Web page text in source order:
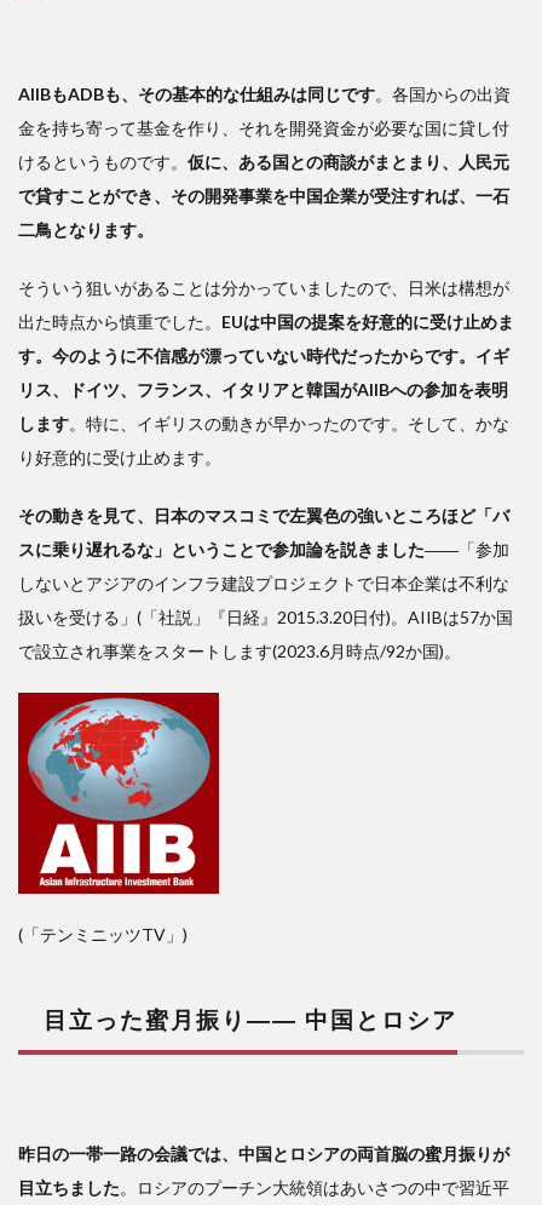
AIIBもADBも、その基本的な仕組みは同じです。各国からの出資
金を持ち寄って基金を作り、それを開発資金が必要な国に貸し付
けるというものです。 仮に、ある国との商談がまとまり、人民元
で貸すことができ、その開発事業を中国企業が受注すれば、一石
二鳥となります。
そういう狙いがあることは分かっていましたので、日米は構想が
出た時点から慎重でした。 EUは中国の提案を好意的に受け止めま
す。今のように不信感が漂っていない時代だったからです。イギ
リス、ドイツ、フランス、イタリアと韓国がAIIBへの参加を表明
します。特に、イギリスの動きが早かったのです。そして、かな
り好意的に受け止めます。
その動きを見て、日本のマスコミで左翼色の強いところほど「バ
スに乗り遅れるな」ということで参加論を説きました――「参加
しないとアジアのインフラ建設プロジェクトで日本企業は不利な
扱いを受ける」(「社説」『日経』2015.3.20日付)。AIIBは57か国
で設立され事業をスタートします(2023.6月時点/92か国)。
(「テンミニッツTV」)
目立った蜜月振り―― 中国とロシア
昨日の一帯一路の会議では、中国とロシアの両首脳の蜜月振りが
目立ちました。ロシアのプーチン大統領はあいさつの中で習近平